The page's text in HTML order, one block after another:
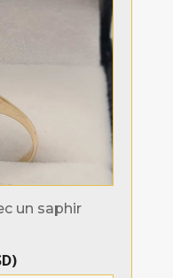
un saphir
)